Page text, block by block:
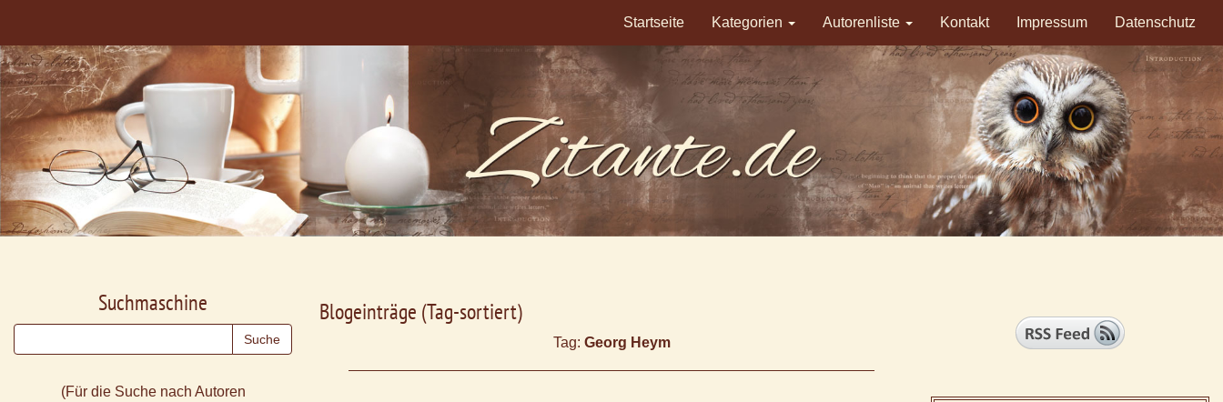
Startseite Kategorien Autorenliste Kontakt Impressum Datenschutz
Blogeinträge (Tag-sortiert)
Tag: Georg Heym
Suchmaschine
(Für die Suche nach Autoren